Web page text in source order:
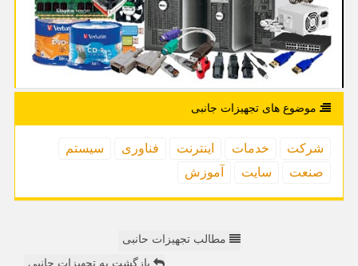
موضوع های تجهیزات جانبی
شركت خدمات اینترنت فناوری
سیستم
صنعت
سایت آموزش
مطالب تجهیزات حانبی
بازگشت به تجهیزات حانبی